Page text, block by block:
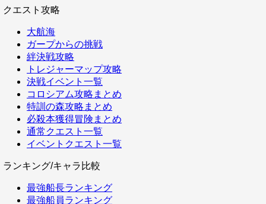
クエスト攻略
大航海
ガープからの挑戦
絆決戦攻略
トレジャーマップ攻略
決戦イベント一覧
コロシアム攻略まとめ
特訓の森攻略まとめ
必殺本獲得冒険まとめ
通常クエスト一覧
イベントクエスト一覧
ランキング/キャラ比較
最強船長ランキング
最強船員ランキング